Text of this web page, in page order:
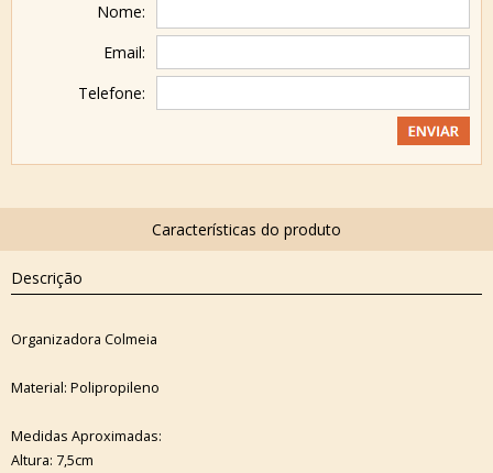
Nome:
Email:
Telefone:
Descrição
Organizadora Colmeia
Material: Polipropileno
Medidas Aproximadas:
Altura: 7,5cm